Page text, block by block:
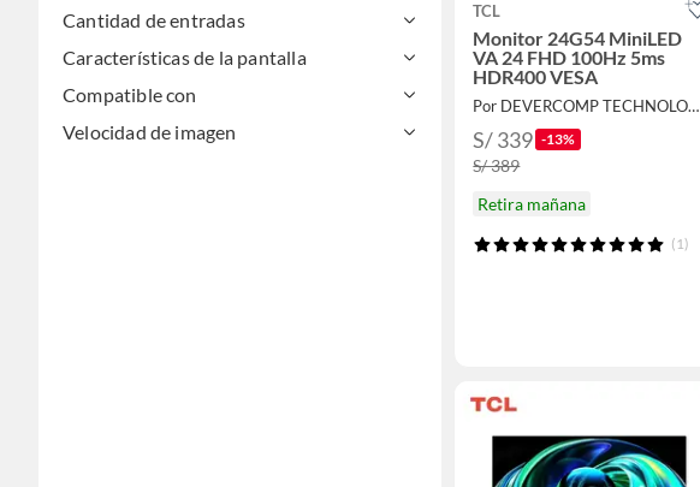
Cantidad de entradas
Características de la pantalla
Compatible con
Velocidad de imagen
TCL
Monitor 24G54 MiniLED
VA 24 FHD 100Hz 5ms
HDR400 VESA
Por DEVERCOMP TECHNOLOGY
S/ 339 -13%
S/ 389
Retira mañana
(1)